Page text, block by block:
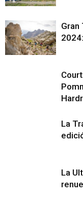
La
La